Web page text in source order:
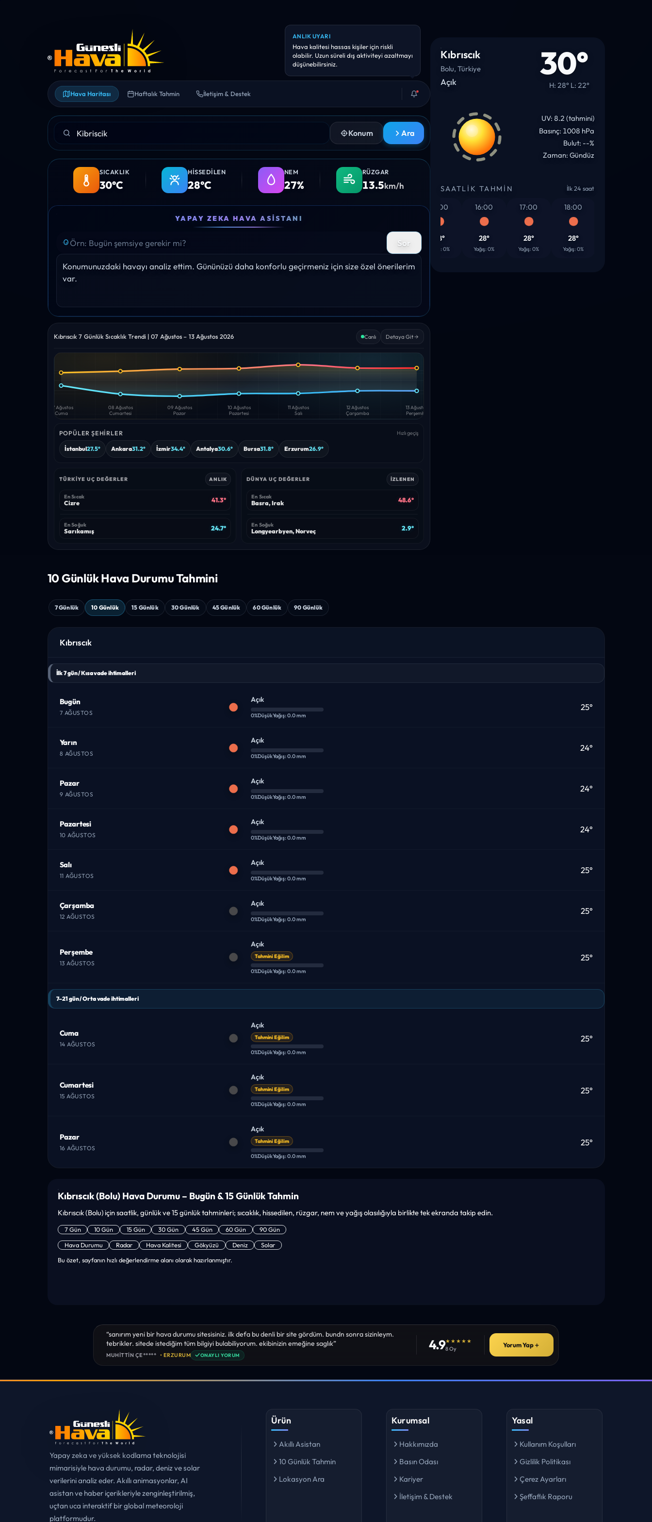
Hava Haritası Haftalık Tahmin İletişim & Destek
ANLIK UYARI
Hava kalitesi hassas kişiler için riskli
olabilir. Uzun süreli dış aktiviteyi azaltmayı
düşünebilirsiniz.
Konum Ara
SICAKLIK
30°C
HISSEDILEN
28°C
NEM
27%
RÜZGAR
13.5km/h
YAPAY ZEKA HAVA ASISTANI
Sor
Konumunuzdaki havayı analiz ettim. Gününüzü daha konforlu geçirmeniz için size özel önerilerim
var.
Kıbrıscık 7 Günlük Sıcaklık Trendi | 07 Ağustos – 13 Ağustos 2026 Canlı Detaya Git
—
Düşük
07 Ağustos
Cuma
08 Ağustos
Cumartesi
09 Ağustos
Pazar
10 Ağustos
Pazartesi
11 Ağustos
Salı
12 Ağustos
Çarşamba
13 Ağustos
Perşembe
POPÜLER ŞEHIRLER Hızlı geçiş
İstanbul27.5° Ankara31.2° İzmir34.4° Antalya30.6° Bursa31.8° Erzurum26.9°
TÜRKIYE UÇ DEĞERLER ANLIK
En Sıcak
Cizre 41.3°
En Soğuk
Sarıkamış 24.7°
DÜNYA UÇ DEĞERLER İZLENEN
En Sıcak
Basra, Irak 48.6°
En Soğuk
Longyearbyen, Norveç 2.9°
Kıbrıscık
Bolu, Türkiye
Açık 30°
H: 28° L: 22°
UV: 8.2 (tahmini)
Basınç: 1008 hPa
Bulut: --%
Zaman: Gündüz
SAATLIK TAHMIN İlk 24 saat
07:00
21°
08:00
Yağış: 0%
09:00 10:00 11:00 12:00 13:00 14:00
29°
Yağış: 0%
15:00
Yağış: 0%
16:00
Yağış: 0%
17:00
Yağış: 0%
18:00
Yağış: 0%
10 Günlük Hava Durumu Tahmini
7 Günlük 10 Günlük 15 Günlük 30 Günlük 45 Günlük 60 Günlük 90 Günlük
Kıbrıscık
İlk 7 gün / Kısa vade ihtimalleri
Bugün
7 AĞUSTOS
Açık
0%DüşükYağış: 0.0 mm
25°
Yarın
8 AĞUSTOS
Açık
0%DüşükYağış: 0.0 mm
24°
Pazar
9 AĞUSTOS
Açık
0%DüşükYağış: 0.0 mm
24°
Pazartesi
10 AĞUSTOS
Açık
0%DüşükYağış: 0.0 mm
24°
Salı
11 AĞUSTOS
Açık
0%DüşükYağış: 0.0 mm
25°
Çarşamba
12 AĞUSTOS
Açık
0%DüşükYağış: 0.0 mm
25°
Perşembe
13 AĞUSTOS
Açık
Tahmini Eğilim
0%DüşükYağış: 0.0 mm
25°
7–21 gün / Orta vade ihtimalleri
Cuma
14 AĞUSTOS
Açık
Tahmini Eğilim
0%DüşükYağış: 0.0 mm
25°
Cumartesi
15 AĞUSTOS
Açık
Tahmini Eğilim
0%DüşükYağış: 0.0 mm
25°
Pazar
16 AĞUSTOS
Açık
Tahmini Eğilim
0%DüşükYağış: 0.0 mm
25°
Kıbrıscık (Bolu) Hava Durumu – Bugün & 15 Günlük Tahmin
Kıbrıscık (Bolu) için saatlik, günlük ve 15 günlük tahminleri; sıcaklık, hissedilen, rüzgar, nem ve yağış olasılığıyla birlikte tek ekranda takip edin.
7 Gün 10 Gün 15 Gün 30 Gün 45 Gün 60 Gün
90 Gün
Hava Durumu
Radar Hava Kalitesi Gökyüzü Deniz
Solar
Bu özet, sayfanın hızlı değerlendirme alanı olarak hazırlanmıştır.
“sanırım yeni bir hava durumu sitesisiniz. ilk defa bu denli bir site gördüm. bundn sonra sizinleym.
tebrikler. sitede istediğim tüm bilgiyi bulabiliyorum. ekibinizin emeğine saglık”
MUHITTIN ÇE***** • ERZURUM ✓ONAYLI YORUM
4.9★★★★★
8 Oy
Yorum Yap＋
Yapay zeka ve yüksek kodlama teknolojisi
mimarisiyle hava durumu, radar, deniz ve solar
verilerini analiz eder. Akıllı animasyonlar, AI
asistan ve haber içerikleriyle zenginleştirilmiş,
uçtan uca interaktif bir global meteoroloji
platformudur.
Ürün
Akıllı Asistan
10 Günlük Tahmin
Lokasyon Ara
Kurumsal
Hakkımızda
Basın Odası
Kariyer
İletişim & Destek
Yasal
Kullanım Koşulları
Gizlilik Politikası
Çerez Ayarları
Şeffaflık Raporu